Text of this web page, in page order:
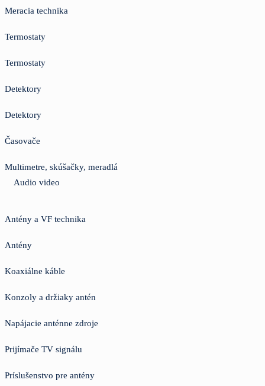
Meracia technika
Termostaty
Termostaty
Detektory
Detektory
Časovače
Multimetre, skúšačky, meradlá
Audio video
Antény a VF technika
Antény
Koaxiálne káble
Konzoly a držiaky antén
Napájacie anténne zdroje
Prijímače TV signálu
Príslušenstvo pre antény